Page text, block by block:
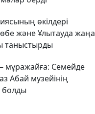
өкілдері
және Ұлытауда жаңа
таныстырды
мұражайға: Семейде
Абай музейінің
болды